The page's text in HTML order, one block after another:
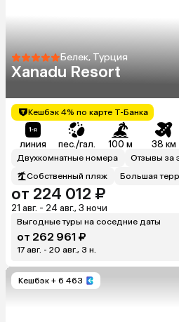
Белек, Турция
Xanadu Resort
Кешбэк 4% по карте Т-Банка
линия пес./гал. 100 м 38 км
Двухкомнатные номера
Отзывы за
Собственный пляж
Большая
от 224 012 ₽
21 авг. - 24 авг., 3 ночи
Выгодные туры на соседние даты
от 262 961 ₽
17 авг. - 20 авг., 3 н.
Кешбэк + 6 463